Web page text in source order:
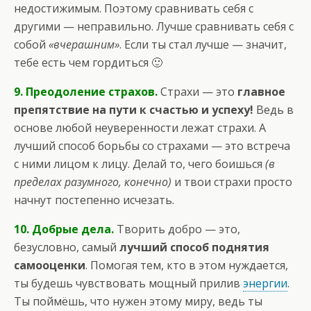
недостижимым. Поэтому сравнивать себя с
другими — неправильно. Лучше сравнивать себя с
собой «вчерашним». Если ты стал лучше — значит,
тебе есть чем гордиться 🙂
9. Преодоление страхов.Страхи — это главное
препятствие на пути к счастью и успеху! Ведь в
основе любой неуверенности лежат страхи. А
лучший способ борьбы со страхами — это встреча
с ними лицом к лицу. Делай то, чего боишься (в
пределах разумного, конечно) и твои страхи просто
начнут постепенно исчезать.
10. Добрые дела. Творить добро — это,
безусловно, самый лучший способ поднятия
самооценки. Помогая тем, кто в этом нуждается,
ты будешь чувствовать мощный прилив энергии.
Ты поймёшь, что нужен этому миру, ведь ты